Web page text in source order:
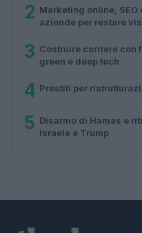
2 Marketing online,
aziende per restare
3 Costruire carriere con
green e deep tech
4 Prestiti per
5 Disarmo di Hamas e
Israele e Trump